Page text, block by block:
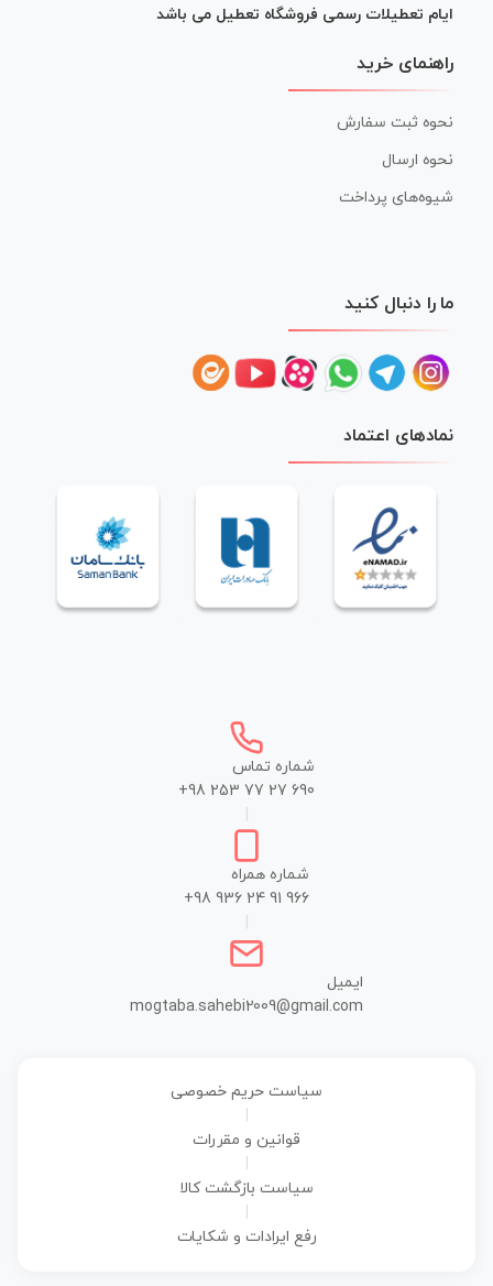
ایام تعطیلات رسمی فروشگاه تعطیل می باشد
راهنمای خرید
نحوه ثبت سفارش
نحوه ارسال
شیوه‌های پرداخت
ما را دنبال کنید
نمادهای اعتماد
شماره تماس
+98 253 77 27 690
شماره همراه
+98 936 24 91 966
ایمیل
mogtaba.sahebi2009@gmail.com
سیاست حریم خصوصی
قوانین و مقررات
سیاست بازگشت کالا
رفع ایرادات و شکایات